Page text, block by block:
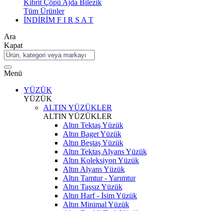
Kibrit Çöpü Ajda Bilezik
Tüm Ürünler
İNDİRİM F I R S A T
Ara
Kapat
Menü
YÜZÜK
YÜZÜK
ALTIN YÜZÜKLER
ALTIN YÜZÜKLER
Altın Tektaş Yüzük
Altın Baget Yüzük
Altın Beştaş Yüzük
Altın Tektaş Alyans Yüzük
Altın Koleksiyon Yüzük
Altın Alyans Yüzük
Altın Tamtur - Yarımtur
Altın Taşsız Yüzük
Altın Harf - İsim Yüzük
Altın Minimal Yüzük